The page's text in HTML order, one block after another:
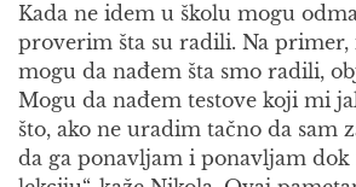
Kada ne idem u školu mogu
proverim šta su radili. Na primer,
mogu da nađem šta smo radili,
Mogu da nađem testove koji mi
što, ako ne uradim tačno da sam
da ga ponavljam i ponavljam